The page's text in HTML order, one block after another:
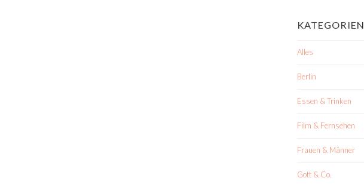
KATEGORIEN
Alles
Berlin
Essen & Trinken
Film & Fernsehen
Frauen & Männer
Gott & Co.